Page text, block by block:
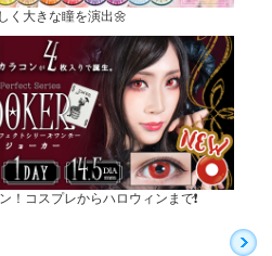
く大きな瞳を演出🌼
！コスプレからハロウィンまで❗